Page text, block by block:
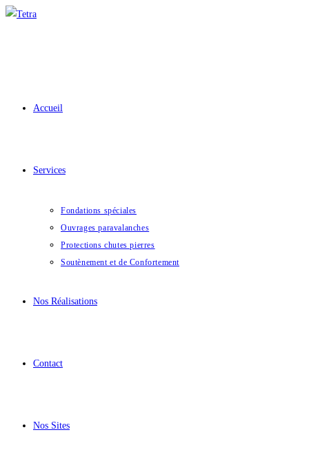
Skip
Accueil
Services
Fondations spéciales
Ouvrages paravalanches
Protections chutes pierres
Soutènement et de Confortement
Nos Réalisations
Contact
Nos Sites